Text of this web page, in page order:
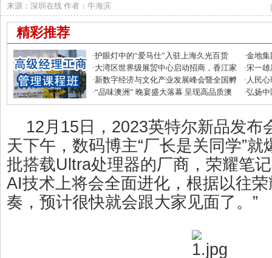
来源：深圳在线 作者：牛海滨
精彩推荐
·护眼灯中的“爱马仕”入驻上海久光百货 ·金地集
磅优惠
·大湾区世界级展贸中心启动招商，香江家
居打造建材家居业“东方米兰展”
·宋一雄
生逆袭
·新数字经济与文化产业发展峰会暨全国孵
化中心年度盛典圆满收官
· 人民
·“品味澳洲” 晚宴盛大落幕 呈现高品质澳
式美味
·弘扬中
滋补节
12月15日，2023英特尔新品发布
天下午，数码博主“厂长是关同学”就
批搭载Ultra处理器的厂商，荣耀笔
AI技术上将会全面进化，根据以往
奏，预计很快就会跟大家见面了。”